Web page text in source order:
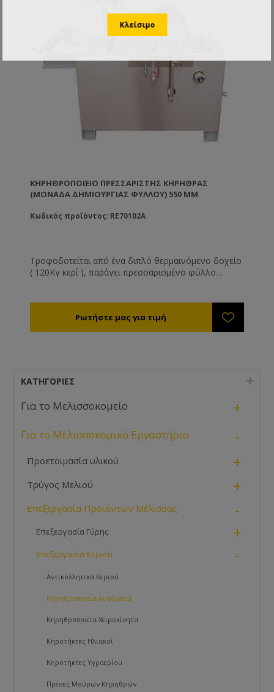
ΚΗΡΗΘΡΟΠΟΙΕΊΟ ΠΡΕΣΣΑΡΙΣΤΉΣ ΚΗΡΉΘΡΑΣ
(ΜΟΝΆΔΑ ΔΗΜΙΟΥΡΓΊΑΣ ΦΎΛΛΟΥ) 550 MM
Κωδικός προϊόντος: RE70102A
Τροφοδοτείται από ένα διπλό θερμαινόμενο δοχείο
( 120Κγ κερί ), παράγει πρεσσαρισμένο φύλλο
ΚΑΤΗΓΟΡΊΕΣ
Για το Μελισσοκομείο +
Για το Μελισσοκομικό Εργαστήριο -
Προετοιμασία υλικού +
Τρύγος Μελιού +
Επεξεργασία Προιόντων Μέλισσας -
Επεξεργασία Γύρης +
Επεξεργασία Κεριού -
Αντικολλητικά Κεριού
Κηρηθροποιεία Αυτόματα
Κηρηθροποιεία Χειροκίνητα
Κηροτήκτες Ηλιακοί
Κηροτήκτες Υγραερίου
Πρέσες Μαύρων Κηρηθρών